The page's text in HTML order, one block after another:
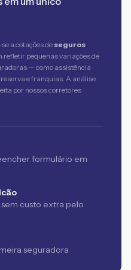
a cotações de seguros
refletir pequenas variações de
— como assistência
e franquias. A análise
por nossos corretores
formulário em
custo extra pelo
seguradora